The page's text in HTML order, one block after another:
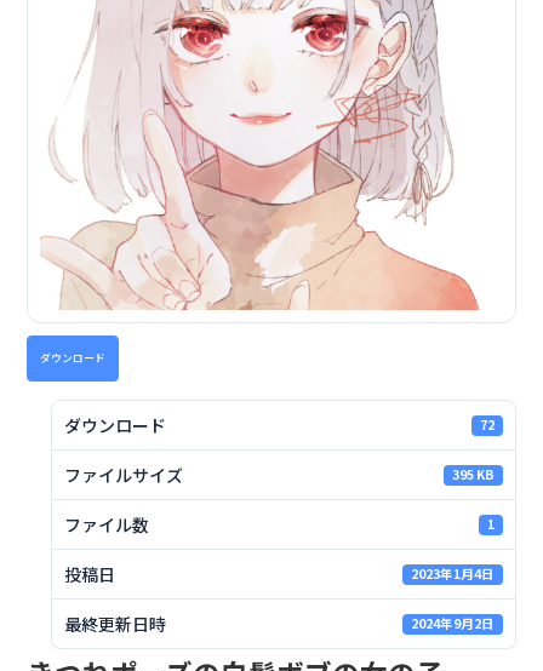
ダウンロード
ダウンロード 72
ファイルサイズ 395 KB
ファイル数 1
投稿日 2023年1月4日
最終更新日時 2024年9月2日